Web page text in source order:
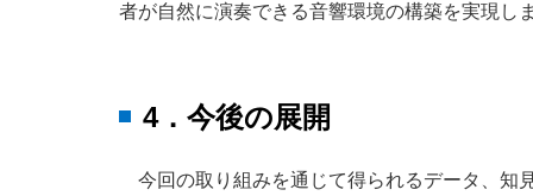
者が自然に演奏できる音響環境の構築を実現し
4．今後の展開
今回の取り組みを通じて得られるデータ、知